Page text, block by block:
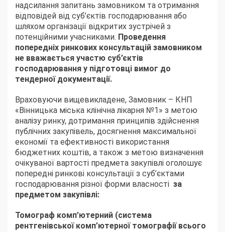
надсилання запитань замовником та отримання
відповідей від суб’єктів господарювання або
шляхом організації відкритих зустрічей з
потенційними учасниками. Проведення
попередніх ринкових консультацій замовником
не вважається участю суб’єктів
господарювання у підготовці вимог до
тендерної документації.
Враховуючи вищевикладене, Замовник – КНП
«Вінницька міська клінічна лікарня №1» з метою
аналізу ринку, дотримання принципів здійснення
публічних закупівель, досягнення максимальної
економії та ефективності використання
бюджетних коштів, а також з метою визначення
очікуваної вартості предмета закупівлі оголошує
попередні ринкові консультації з суб’єктами
господарювання різної форми власності за
предметом закупівлі:
Томограф комп’ютерний (система
рентгенівської комп’ютерної томографії всього